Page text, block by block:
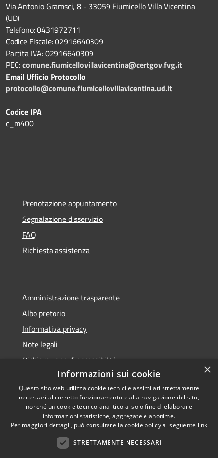
Via Antonio Gramsci, 8 - 33059 Fiumicello Villa Vicentina
(UD)
Telefono: 0431972711
Codice Fiscale: 02916640309
Partita IVA: 02916640309
PEC:comune.fiumicellovillavicentina@certgov.fvg.it
Email Ufficio Protocollo
protocollo@comune.fiumicellovillavicentina.ud.it
Codice IPA
c_m400
Prenotazione appuntamento
Segnalazione disservizio
FAQ
Richiesta assistenza
Amministrazione trasparente
Albo pretorio
Informativa privacy
Note legali
Dichiarazione di accessibilità
Accessibilità
Copyright ©
Comune di Fiumicello Villa
×
Informazioni sui cookie
Questo sito web utilizza cookie tecnici e assimilati strettamente
necessari al corretto funzionamento e alla navigazione del sito,
nonché un cookie tecnico analitico al solo fine di elaborare
informazioni statistiche, aggregate e anonime.
Per maggiori dettagli, può consultare la cookie policy al seguente link
STRETTAMENTE NECESSARI